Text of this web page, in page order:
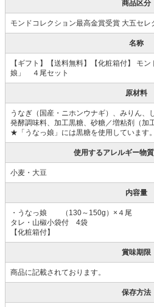
商品区分
モンドコレクション最高金賞受賞 大五セレ
名称
【ギフト】【送料無料】【化粧箱付】 モ
娘」 ４尾セット
原材料
うなぎ（国産・ニホンウナギ）、みりん、
発酵調味料、加工黒糖、砂糖／増粘剤（加
★「うなっ娘」には黒糖を使用しています。
使用するアレルギー物質
小麦・大豆
内容量
・うなっ娘 （130～150g）×４尾
タレ・山椒小袋付 4袋
【化粧箱付】
賞味期限
商品に記載されております。
保存方法